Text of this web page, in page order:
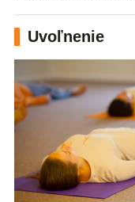
Uvoľnenie